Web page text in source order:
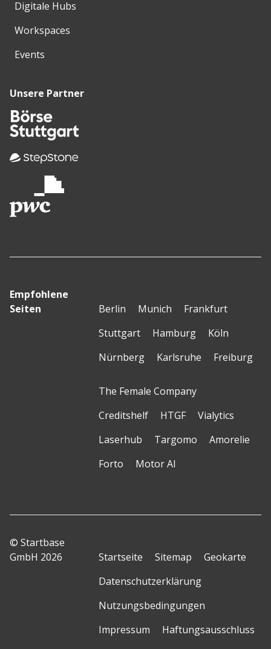
Digitale Hubs
Workspaces
Events
Unsere Partner
Empfohlene
Seiten
Berlin Munich
Frankfurt
Stuttgart
Hamburg
Köln
Nürnberg
Karlsruhe Freiburg
The Female Company
Creditshelf
HTGF
Vialytics
Laserhub
Targomo
Amorelie
Forto
Motor AI
© Startbase
GmbH 2026
Startseite Sitemap
Geokarte
Datenschutzerklärung
Nutzungsbedingungen
Impressum
Haftungsausschluss